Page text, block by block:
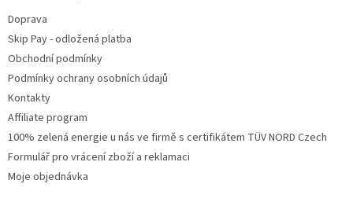
Doprava
Skip Pay - odložená platba
Obchodní podmínky
Podmínky ochrany osobních údajů
Kontakty
Affiliate program
100% zelená energie u nás ve firmě s certifikátem TÜV NORD Czech
Formulář pro vrácení zboží a reklamaci
Moje objednávka